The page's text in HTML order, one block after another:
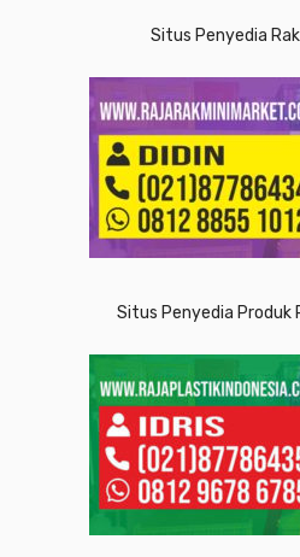
Situs Penyedia
Situs Penyedia Produk